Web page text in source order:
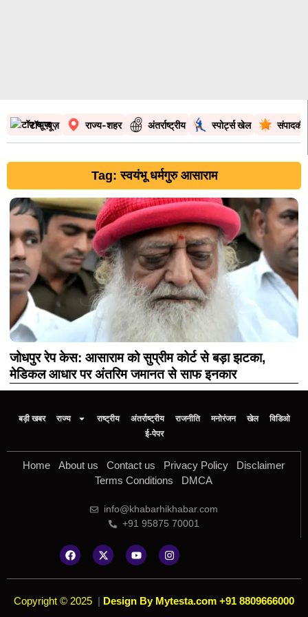
टॉप न्यूज़ राज्य-शहर अंतर्राष्ट्रीय स्पोर्ट्स खेल
Tag: स्वयंभू धर्मगुरु आसाराम
जोधपुर रेप केस: आसाराम को सुप्रीम कोर्ट से बड़ा झटका,
मेडिकल आधार पर अंतरिम जमानत से साफ इनकार
बड़ी खबर राज्य राष्ट्रीय अंतर्राष्ट्रीय राजनीति मनोरंजन खेल
विडिओ
ई-पेपर
Home About us Contact us Privacy Policy
Disclaimer
Terms Conditions
DMCA
info@khabarhikhabar.com
+91 95875 70001
Copyright © 2025 | Design By Mytesta.com +91 8809666000